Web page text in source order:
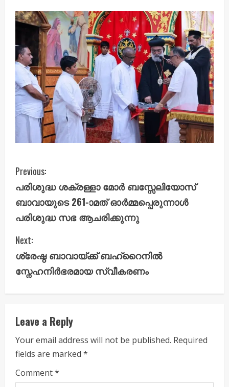
C
o
n
t
i
n
e
R
e
Previous:
പരിശുദ്ധ ശക്രള്ളാ മോർ ബസ്സേലിയോസ്
ബാവായുടെ 261-ാമത് ഓർമ്മപ്പെരുന്നാൾ
പരിശുദ്ധ സഭ ആചരിക്കുന്നു
Next:
ശ്രേഷ്ഠ ബാവായ്ക്ക് ബഹ്‌റൈനിൽ
സ്നേഹനിർഭരമായ സ്വീകരണം
Leave a Reply
Your email address will not be published. Required
fields are marked *
Comment*